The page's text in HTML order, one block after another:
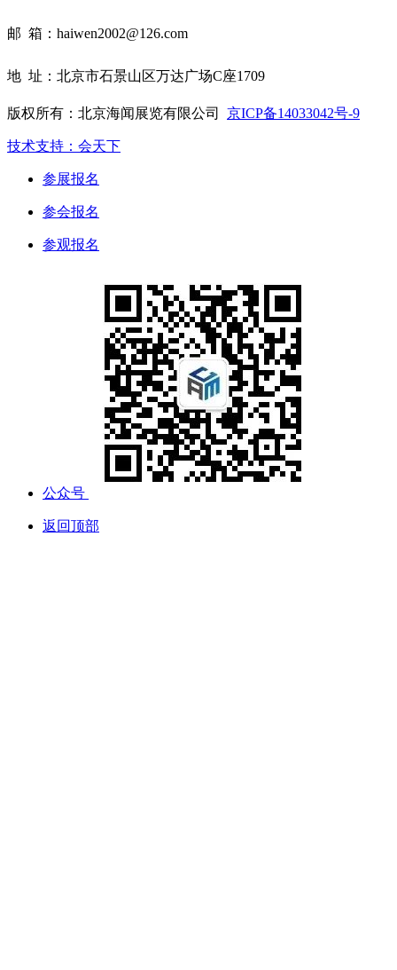
邮 箱：haiwen2002@126.com
地 址：北京市石景山区万达广场C座1709
版权所有：北京海闻展览有限公司 京ICP备14033042号-9
技术支持：会天下
参展报名
参会报名
参观报名
公众号
返回顶部